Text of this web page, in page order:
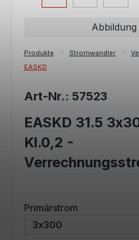
Produkte Stromwandler
EASKD
Art-Nr.: 57523
EASKD 31.5
Kl.0,2 -
Primärstrom